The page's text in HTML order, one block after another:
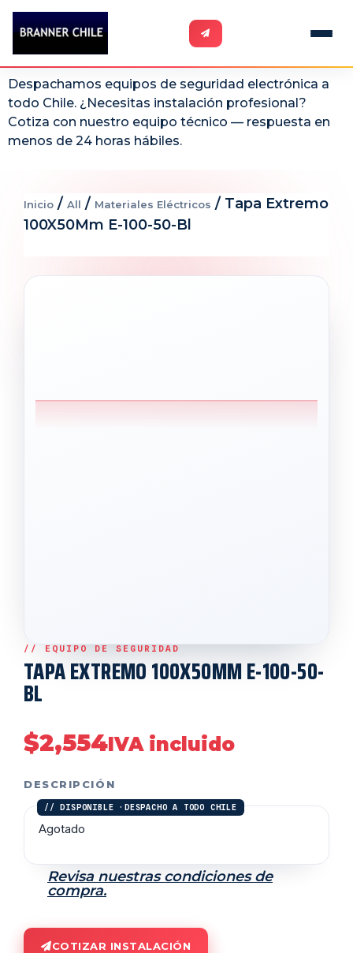
Despachamos equipos de seguridad electrónica a
todo Chile. ¿Necesitas instalación profesional?
Cotiza con nuestro equipo técnico — respuesta en
menos de 24 horas hábiles.
Inicio / All / Materiales Eléctricos / Tapa Extremo
100X50Mm E-100-50-Bl
TAPA EXTREMO 100X50MM E-100-50-
BL
$2,554IVA incluido
DESCRIPCIÓN
Agotado
Revisa nuestras condiciones de
compra.
COTIZAR INSTALACIÓN